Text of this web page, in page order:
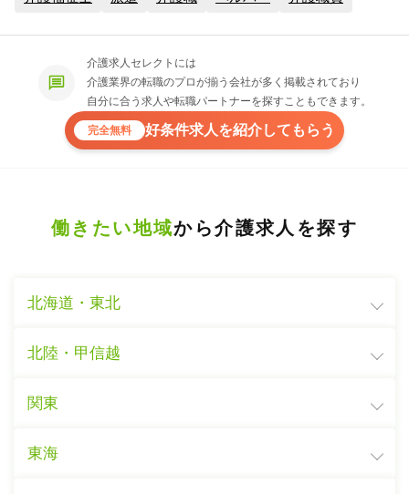
介護求人セレクトには
介護業界の転職のプロが揃う会社が多く掲載されており
自分に合う求人や転職パートナーを探すこともできます。
完全無料 好条件求人を紹介してもらう
働きたい地域から介護求人を探す
北海道・東北
北陸・甲信越
関東
東海